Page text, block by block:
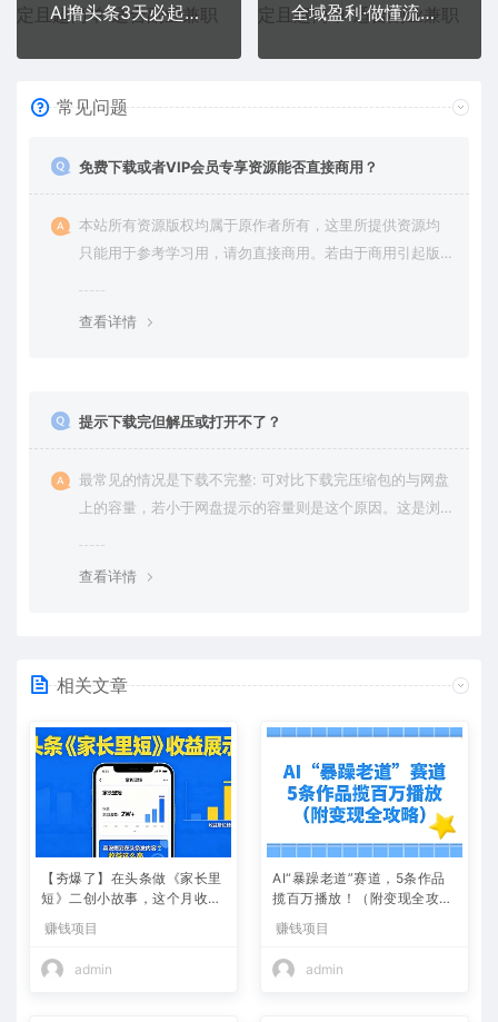
AI撸头条3天必起号，无脑操作3分钟1条，复制粘贴快速月入2W+
全域盈利·做懂流量的操盘手，打通公域引流+私域强变现，约9个小时线下课
常见问题
免费下载或者VIP会员专享资源能否直接商用？
本站所有资源版权均属于原作者所有，这里所提供资源均
只能用于参考学习用，请勿直接商用。若由于商用引起版
查看详情
提示下载完但解压或打开不了？
最常见的情况是下载不完整: 可对比下载完压缩包的与网盘
上的容量，若小于网盘提示的容量则是这个原因。这是浏
查看详情
相关文章
【夯爆了】在头条做《家长里
短》二创小故事，这个月收益
2w+
赚钱项目
admin
AI“暴躁老道”赛道，5条作品
揽百万播放！（附变现全攻
略）
赚钱项目
admin